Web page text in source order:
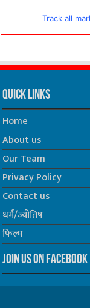
Track all
Quick Links
Home
About us
Our Team
Privacy Policy
Contact us
धर्म/ज्योतिष
फिल्म
Join us on Facebook